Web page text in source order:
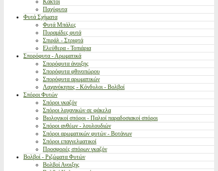
Κάκτοι
Παχύφυτα
Φυτά Σχήματα
Φυτά Μπάλες
Πυραμίδες φυτά
Σπιράλ - Στριφτά
Ελεύθερα - Τοπιάρια
Σπορόφυτα - Αρωματικά
Σπορόφυτα άνοιξης
Σπορόφυτα φθινοπώρου
Σπορόφυτα αρωματικών
Λαχανόκηπος - Κόνδυλοι - Βολβοί
Σπόροι Φυτών
Σπόροι γκαζόν
Σπόροι λαχανικών σε φάκελα
Βιολογικοί σπόροι - Παλιοί παραδοσιακοί σπόροι
Σπόροι ανθέων - λουλουδιών
Σπόροι αρωματικών φυτών - Βοτάνων
Σπόροι επαγγελματικοί
Προσφορές σπόρων γκαζόν
Βολβοί - Ριζώματα Φυτών
Βολβοί Ανοιξης